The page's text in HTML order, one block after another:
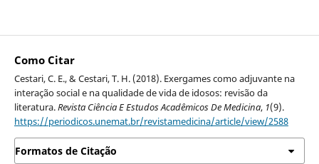
Como Citar
Cestari, C. E., & Cestari, T. H. (2018). Exergames como adjuvante na
interação social e na qualidade de vida de idosos: revisão da
literatura.Revista Ciência E Estudos Acadêmicos De Medicina, 1(9).
https://periodicos.unemat.br/revistamedicina/article/view/2588
Formatos de Citação